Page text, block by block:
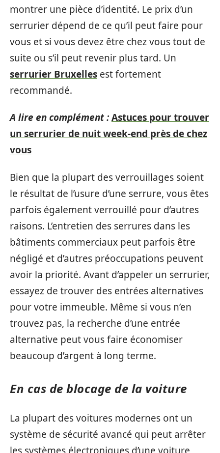
montrer une pièce d’identité. Le prix d’un
serrurier dépend de ce qu’il peut faire pour
vous et si vous devez être chez vous tout de
suite ou s’il peut revenir plus tard. Un
serrurier Bruxelles est fortement
recommandé.
A lire en complément :Astuces pour trouver
un serrurier de nuit week-end près de chez
vous
Bien que la plupart des verrouillages soient
le résultat de l’usure d’une serrure, vous êtes
parfois également verrouillé pour d’autres
raisons. L’entretien des serrures dans les
bâtiments commerciaux peut parfois être
négligé et d’autres préoccupations peuvent
avoir la priorité. Avant d’appeler un serrurier,
essayez de trouver des entrées alternatives
pour votre immeuble. Même si vous n’en
trouvez pas, la recherche d’une entrée
alternative peut vous faire économiser
beaucoup d’argent à long terme.
En cas de blocage de la voiture
La plupart des voitures modernes ont un
système de sécurité avancé qui peut arrêter